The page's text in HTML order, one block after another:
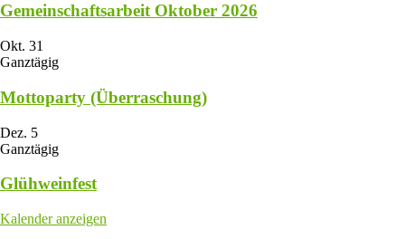
Gemeinschaftsarbeit Oktober 2026
Okt. 31
Ganztägig
Mottoparty (Überraschung)
Dez. 5
Ganztägig
Glühweinfest
Kalender anzeigen